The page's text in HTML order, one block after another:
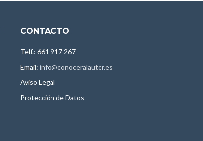
CONTACTO
Telf.: 661 917 267
Email: info@conoceralautor.es
Aviso Legal
Protección de Datos